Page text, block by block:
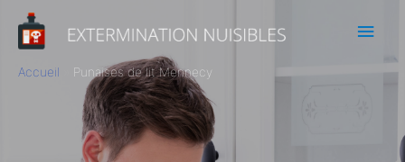
Accueil Punaises de lit Mennecy